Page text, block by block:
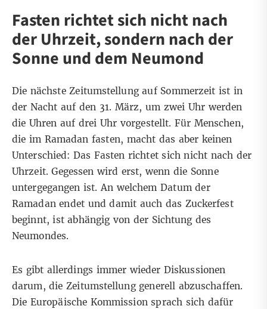
Fasten richtet sich nicht nach
der Uhrzeit, sondern nach der
Sonne und dem Neumond
Die nächsteZeitumstellungauf Sommerzeit ist in
der Nacht auf den 31. März, um zwei Uhr werden
die Uhren auf drei Uhr vorgestellt. Für Menschen,
die im Ramadan fasten, macht das aber keinen
Unterschied: Das Fasten richtet sichnicht nach der
Uhrzeit. Gegessen wird erst, wenn die Sonne
untergegangen ist. An welchem Datum der
Ramadan endet und damit auch das Zuckerfest
beginnt, ist abhängig von der Sichtung des
Neumondes.
Es gibt allerdings immer wieder Diskussionen
darum, die Zeitumstellung generell abzuschaffen.
Die Europäische Kommissionsprach sich dafür